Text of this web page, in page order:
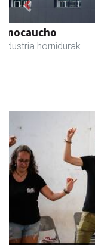
Kabela
Asteasu - Gozotegiak
Previous